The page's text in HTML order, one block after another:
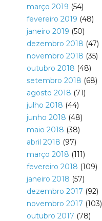
março 2019 (54)
fevereiro 2019 (48)
janeiro 2019 (50)
dezembro 2018 (47)
novembro 2018 (35)
outubro 2018 (48)
setembro 2018 (68)
agosto 2018 (71)
julho 2018 (44)
junho 2018 (48)
maio 2018 (38)
abril 2018 (97)
março 2018 (111)
fevereiro 2018 (109)
janeiro 2018 (57)
dezembro 2017 (92)
novembro 2017 (103)
outubro 2017 (78)